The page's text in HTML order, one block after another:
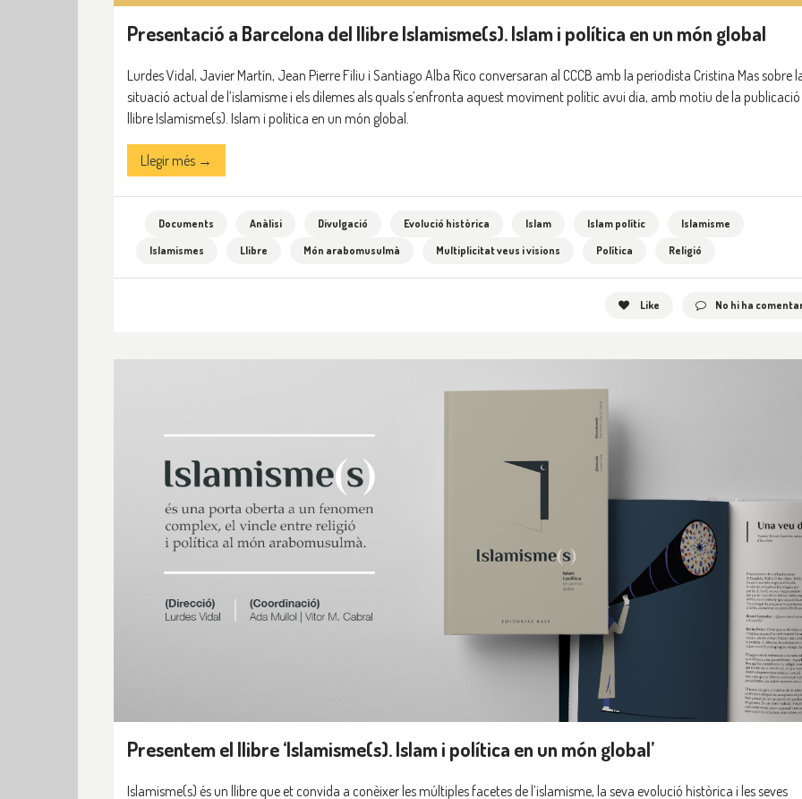
Presentació a Barcelona del llibre Islamisme(s). Islam i política en un món global
Lurdes Vidal, Javier Martín, Jean Pierre Filiu i Santiago Alba Rico conversaran al CCCB amb la periodista Cristina Mas sobre
situació actual de l’islamisme i els dilemes als quals s’enfronta aquest moviment polític avui dia, amb motiu de la publicació
llibre Islamisme(s). Islam i política en un món global.
Llegir més →
Documents Anàlisi Divulgació Evolució històrica Islam Islam polític
Islamisme
Islamismes
Llibre Món arabomusulmà Multiplicitat veus i visions Política Religió
Like No hi ha
Presentem el llibre ‘Islamisme(s). Islam i política en un món global’
Islamisme(s) és un llibre que et convida a conèixer les múltiples facetes de l’islamisme, la seva evolució històrica i les seves